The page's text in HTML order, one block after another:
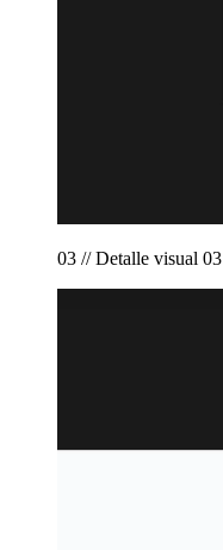
03 // Detalle visual 03